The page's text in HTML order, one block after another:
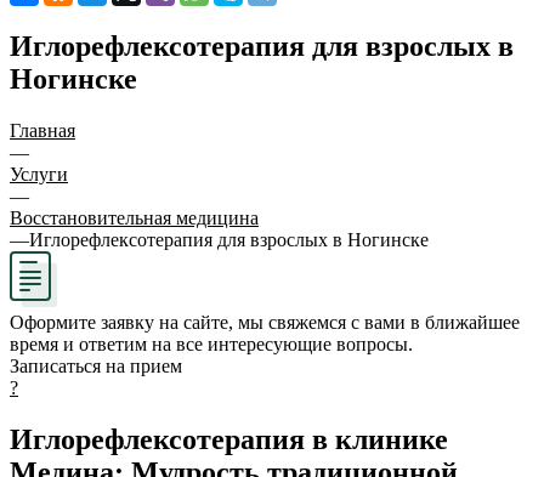
Иглорефлексотерапия для взрослых в
Ногинске
Главная
—
Услуги
—
Восстановительная медицина
—Иглорефлексотерапия для взрослых в Ногинске
Оформите заявку на сайте, мы свяжемся с вами в ближайшее
время и ответим на все интересующие вопросы.
Записаться на прием
?
Иглорефлексотерапия в клинике